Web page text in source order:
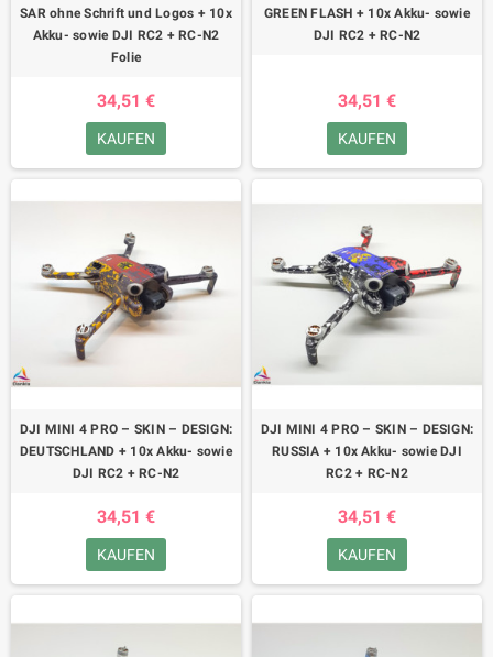
SAR ohne Schrift und Logos + 10x
Akku- sowie DJI RC2 + RC-N2
Folie
34,51 €
KAUFEN
GREEN FLASH + 10x Akku- sowie
DJI RC2 + RC-N2
34,51 €
KAUFEN
DJI MINI 4 PRO – SKIN – DESIGN:
DEUTSCHLAND + 10x Akku- sowie
DJI RC2 + RC-N2
34,51 €
KAUFEN
DJI MINI 4 PRO – SKIN – DESIGN:
RUSSIA + 10x Akku- sowie DJI
RC2 + RC-N2
34,51 €
KAUFEN